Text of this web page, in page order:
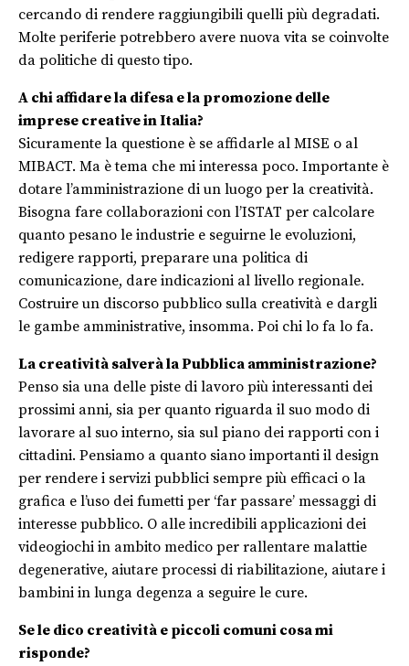
cercando di rendere raggiungibili quelli più degradati.
Molte periferie potrebbero avere nuova vita se coinvolte
da politiche di questo tipo.
A chi affidare la difesa e la promozione delle
imprese creative in Italia?
Sicuramente la questione è se affidarle al MISE o al
MIBACT. Ma è tema che mi interessa poco. Importante è
dotare l’amministrazione di un luogo per la creatività.
Bisogna fare collaborazioni con l’ISTAT per calcolare
quanto pesano le industrie e seguirne le evoluzioni,
redigere rapporti, preparare una politica di
comunicazione, dare indicazioni al livello regionale.
Costruire un discorso pubblico sulla creatività e dargli
le gambe amministrative, insomma. Poi chi lo fa lo fa.
La creatività salverà la Pubblica amministrazione?
Penso sia una delle piste di lavoro più interessanti dei
prossimi anni, sia per quanto riguarda il suo modo di
lavorare al suo interno, sia sul piano dei rapporti con i
cittadini. Pensiamo a quanto siano importanti il design
per rendere i servizi pubblici sempre più efficaci o la
grafica e l’uso dei fumetti per ‘far passare’ messaggi di
interesse pubblico. O alle incredibili applicazioni dei
videogiochi in ambito medico per rallentare malattie
degenerative, aiutare processi di riabilitazione, aiutare i
bambini in lunga degenza a seguire le cure.
Se le dico creatività e piccoli comuni cosa mi
risponde?